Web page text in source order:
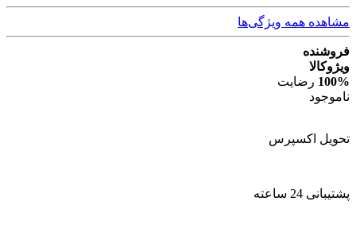
مشاهده همه ویژگی‌ها
فروشنده
ویژوکالا
100% رضایت
ناموجود
تحویل اکسپرس
پشتیبانی 24 ساعته